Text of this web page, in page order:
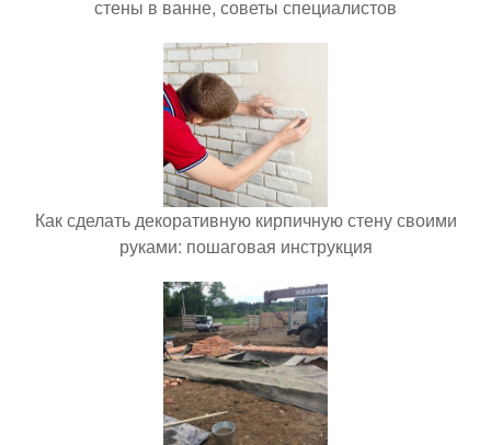
стены в ванне, советы специалистов
Как сделать декоративную кирпичную стену своими
руками: пошаговая инструкция